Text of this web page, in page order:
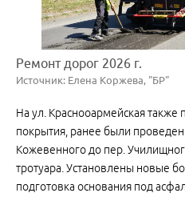
Ремонт дорог 2026 г.
Источник: Елена Коржева, "БР"
На ул. Краснооармейская
покрытия, ранее были
Кожевенного до пер.
тротуара. Установлены новые
подготовка основания под